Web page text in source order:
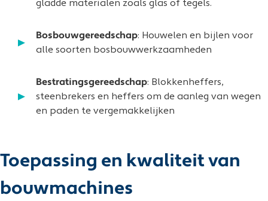
gladde materialen zoals glas of tegels.
Bosbouwgereedschap: Houwelen en bijlen voor
alle soorten bosbouwwerkzaamheden
Bestratingsgereedschap: Blokkenheffers,
steenbrekers en heffers om de aanleg van wegen
en paden te vergemakkelijken
Toepassing en kwaliteit van
bouwmachines